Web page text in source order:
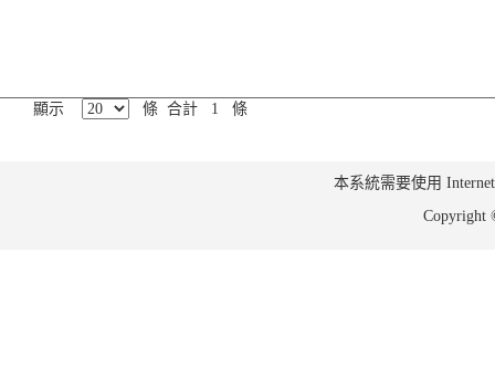
顯示 條 合計 1 條
本系統需要使用
Copyright